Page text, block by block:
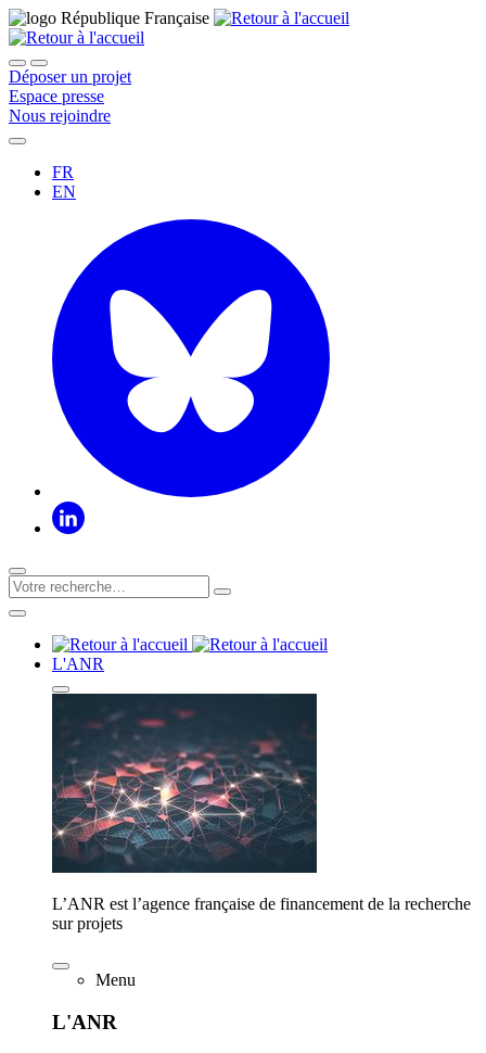
Déposer un projet
Espace presse
Nous rejoindre
FR
EN
L'ANR
L’ANR est l’agence française de financement de la recherche
sur projets
Menu
L'ANR